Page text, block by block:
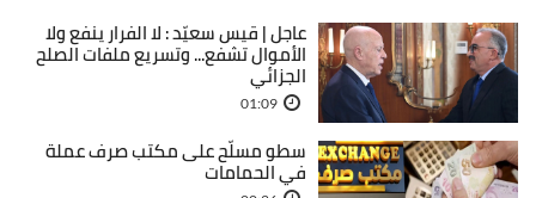
عاجل | قيس سعيّد : لا الفرار ينفع ولا
الأموال تشفع... وتسريع ملفات الصلح
الجزائي
01:09
سطو مسلّح على مكتب صرف عملة
في الحمامات